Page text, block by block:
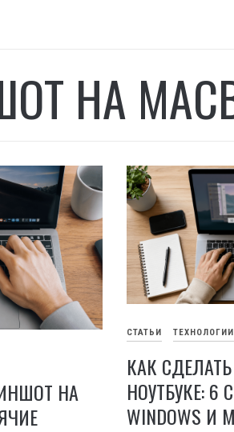
НА
НА
СТАТЬИ ТЕХНОЛОГИИ
КАК
НОУТБУКЕ: 6
WINDOWS И